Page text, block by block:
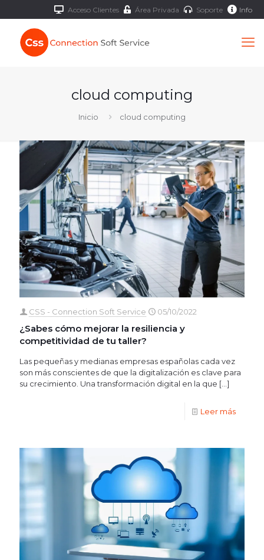
Acceso Clientes Área Privada Soporte Info
cloud computing
Inicio cloud computing
CSS - Connection Soft Service 05/10/2022
¿Sabes cómo mejorar la resiliencia y
competitividad de tu taller?
Las pequeñas y medianas empresas españolas cada vez
son más conscientes de que la digitalización es clave para
su crecimiento. Una transformación digital en la que […]
Leer más